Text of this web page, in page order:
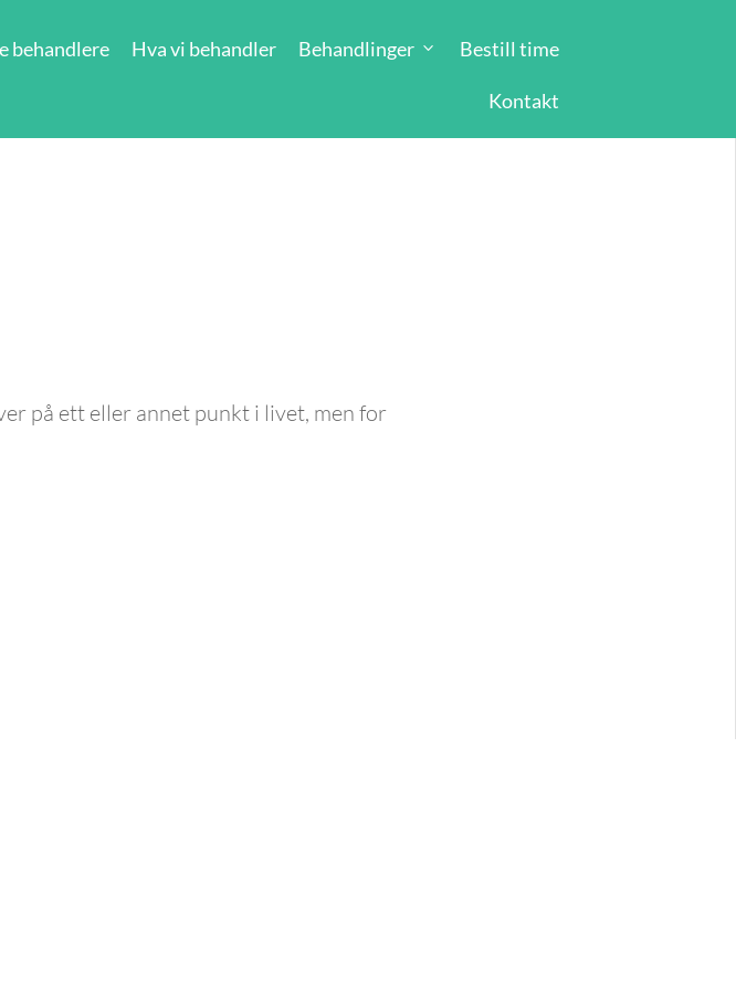
behandlere Hva vi behandler Behandlinger Bestill time
Kontakt
på ett eller annet punkt i livet, men for